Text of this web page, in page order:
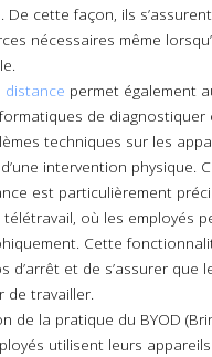
cette façon, ils
nécessaires même
distance permet également
de diagnostiquer
techniques sur les
intervention physique.
est particulièrement
où les employés
Cette
d’arrêt et de s’assurer que
de travailler.
de la pratique du BYOD
utilisent leurs